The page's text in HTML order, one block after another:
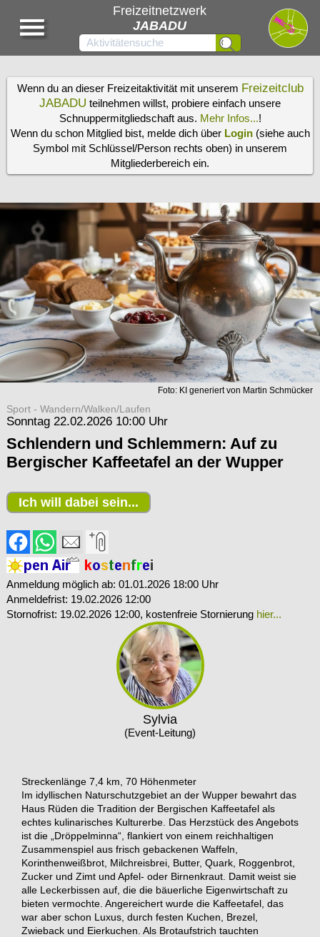
Freizeitnetzwerk
JABADU
Wenn du an dieser Freizeitaktivität mit unserem Freizeitclub
JABADU teilnehmen willst, probiere einfach unsere
Schnuppermitgliedschaft aus. Mehr Infos...!
Wenn du schon Mitglied bist, melde dich über Login(siehe auch
Symbol mit Schlüssel/Person rechts oben) in unserem
Mitgliederbereich ein.
Foto: KI generiert von Martin Schmücker
Sport - Wandern/Walken/Laufen
Sonntag 22.02.2026 10:00 Uhr
Schlendern und Schlemmern: Auf zu
Bergischer Kaffeetafel an der Wupper
Sylvia
(Event-Leitung)
Ich will dabei sein...
Anmeldung möglich ab: 01.01.2026 18:00 Uhr
Anmeldefrist: 19.02.2026 12:00
Stornofrist: 19.02.2026 12:00, kostenfreie Stornierung hier...
Streckenlänge 7,4 km, 70 Höhenmeter
Im idyllischen Naturschutzgebiet an der Wupper bewahrt das
Haus Rüden die Tradition der Bergischen Kaffeetafel als
echtes kulinarisches Kulturerbe. Das Herzstück des Angebots
ist die „Dröppelminna“, flankiert von einem reichhaltigen
Zusammenspiel aus frisch gebackenen Waffeln,
Korinthenweißbrot, Milchreisbrei, Butter, Quark, Roggenbrot,
Zucker und Zimt und Apfel- oder Birnenkraut. Damit weist sie
alle Leckerbissen auf, die die bäuerliche Eigenwirtschaft zu
bieten vermochte. Angereichert wurde die Kaffeetafel, das
war aber schon Luxus, durch festen Kuchen, Brezel,
Zwieback und Eierkuchen. Als Brotaufstrich tauchten